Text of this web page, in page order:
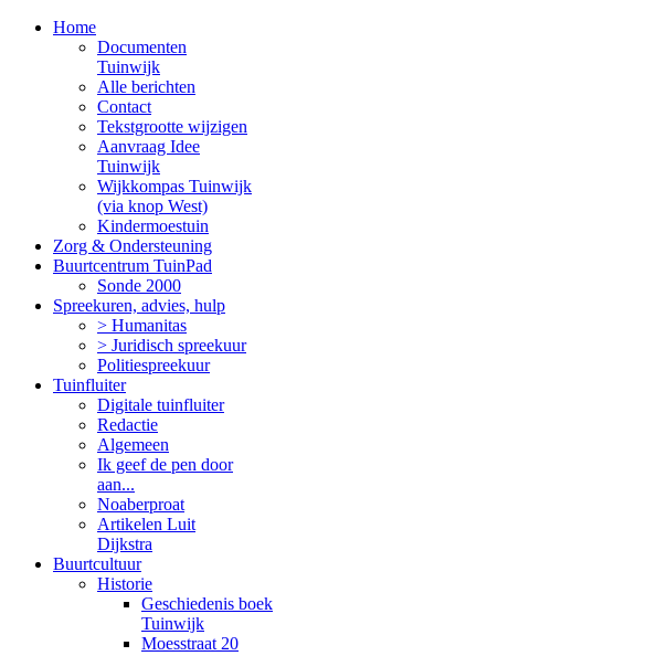
Home
Documenten
Tuinwijk
Alle berichten
Contact
Tekstgrootte wijzigen
Aanvraag Idee
Tuinwijk
Wijkkompas Tuinwijk
(via knop West)
Kindermoestuin
Zorg & Ondersteuning
Buurtcentrum TuinPad
Sonde 2000
Spreekuren, advies, hulp
> Humanitas
> Juridisch spreekuur
Politiespreekuur
Tuinfluiter
Digitale tuinfluiter
Redactie
Algemeen
Ik geef de pen door
aan...
Noaberproat
Artikelen Luit
Dijkstra
Buurtcultuur
Historie
Geschiedenis boek
Tuinwijk
Moesstraat 20